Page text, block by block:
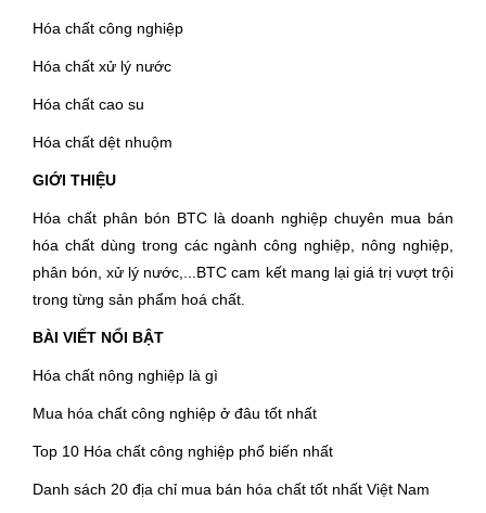
Hóa chất công nghiệp
Hóa chất xử lý nước
Hóa chất cao su
Hóa chất dệt nhuộm
GIỚI THIỆU
Hóa chất phân bón BTC là doanh nghiệp chuyên mua bán
hóa chất dùng trong các ngành công nghiệp, nông nghiệp,
phân bón, xử lý nước,...BTC cam kết mang lại giá trị vượt trội
trong từng sản phẩm hoá chất.
BÀI VIẾT NỔI BẬT
Hóa chất nông nghiệp là gì
Mua hóa chất công nghiệp ở đâu tốt nhất
Top 10 Hóa chất công nghiệp phổ biến nhất
Danh sách 20 địa chỉ mua bán hóa chất tốt nhất Việt Nam